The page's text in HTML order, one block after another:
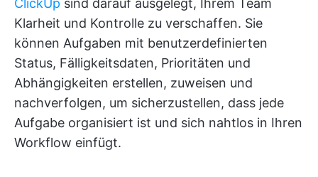
ClickUp sind darauf ausgelegt, Ihrem Team
Klarheit und Kontrolle zu verschaffen. Sie
können Aufgaben mit benutzerdefinierten
Status, Fälligkeitsdaten, Prioritäten und
Abhängigkeiten erstellen, zuweisen und
nachverfolgen, um sicherzustellen, dass jede
Aufgabe organisiert ist und sich nahtlos in Ihren
Workflow einfügt.